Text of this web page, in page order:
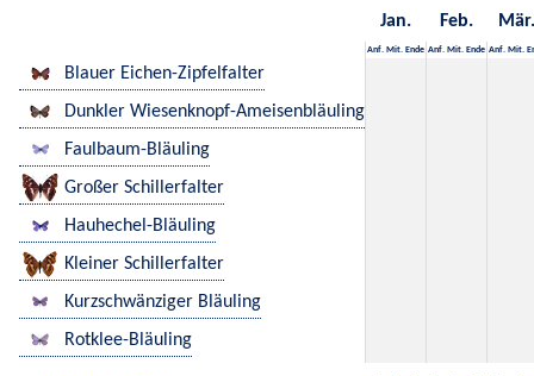
Jan. Feb. Mär.
Anf. Mit. Ende Anf. Mit. Ende Anf. Mit.
Blauer Eichen-Zipfelfalter
Dunkler Wiesenknopf-Ameisenbläuling
Faulbaum-Bläuling
Großer Schillerfalter
Hauhechel-Bläuling
Kleiner Schillerfalter
Kurzschwänziger Bläuling
Rotklee-Bläuling